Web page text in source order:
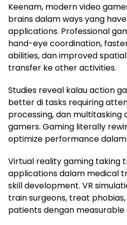
Keenam, modern video
brains dalam ways yang
applications. Professional
hand-eye coordination,
abilities, dan improved
transfer ke other activities.
Studies reveal kalau action
better di tasks requiring
processing, dan
gamers. Gaming literally
optimize performance
Virtual reality gaming taking
applications dalam medical
skill development. VR
train surgeons, treat
patients dengan measurable